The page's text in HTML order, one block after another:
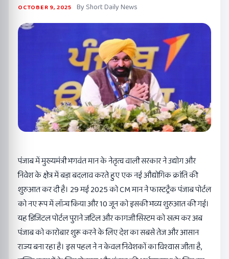
OCTOBER 9, 2025 By Short Daily News
पंजाब में मुख्यमंत्री भगवंत मान के नेतृत्व वाली सरकार ने उद्योग और
निवेश के क्षेत्र में बड़ा बदलाव करते हुए एक नई औद्योगिक क्रांति की
शुरुआत कर दी है। 29 मई 2025 को CM मान ने फास्टट्रैक पंजाब पोर्टल
को नए रूप में लॉन्च किया और 10 जून को इसकी भव्य शुरुआत की गई।
यह डिजिटल पोर्टल पुराने जटिल और कागजी सिस्टम को खत्म कर अब
पंजाब को कारोबार शुरू करने के लिए देश का सबसे तेज और आसान
राज्य बना रहा है। इस पहल ने न केवल निवेशकों का विश्वास जीता है,